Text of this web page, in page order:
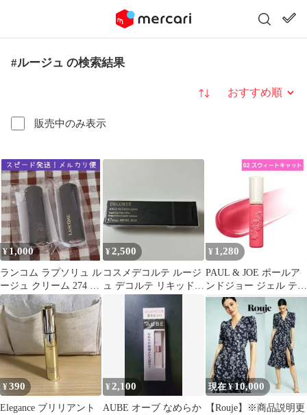
#ルージュ の検索結果
販売中のみ表示
並び替え
¥1,000
ランコム ラプソリュ ル
ージュ クリーム 274 試
供品 2本セット
¥2,500
コスメデコルテ ルージ
ュ デコルテ リキッド
¥ 1,280
PAUL & JOE ポールア
ンドジョー ジェル ティ
ント ルージュ 02
¥390
Elegance ブリリアント
¥ 2,100
AUBE オーブ なめらか
現在 ¥10,000
【Rouje】※商品説明更